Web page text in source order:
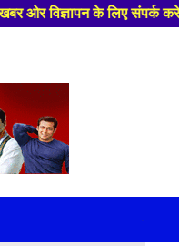
संपर्क करे 9974940324
-